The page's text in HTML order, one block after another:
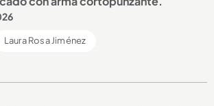
Laura Rosa Jiménez